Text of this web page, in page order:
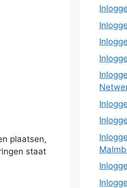
plaatsen,
staat